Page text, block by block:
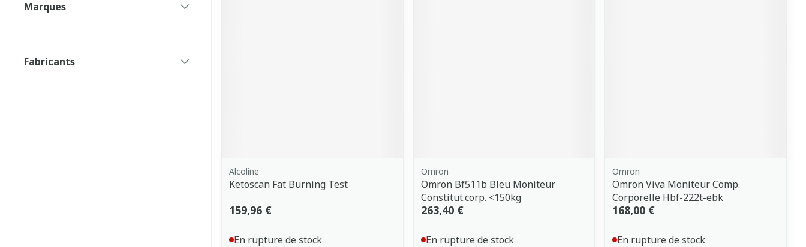
Marques
Fabricants
Alcoline
Ketoscan Fat Burning Test
159,96 €
En rupture de stock
Omron
Omron Bf511b Bleu Moniteur
Constitut.corp. <150kg
263,40 €
En rupture de stock
Omron
Omron Viva Moniteur Comp.
Corporelle Hbf-222t-ebk
168,00 €
En rupture de stock